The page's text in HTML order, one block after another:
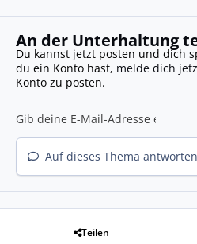
An der Unterhaltung
Du kannst jetzt posten und dich
du ein Konto hast, melde dich
Konto zu posten.
Auf dieses Thema
Teilen